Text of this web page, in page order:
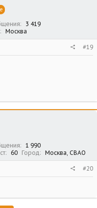
3 419
Москва
#19
1 990
60 Город Москва, СВАО
#20